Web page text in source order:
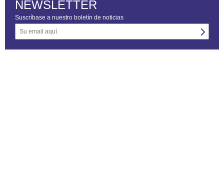
NEWSLETTER
Suscríbase a nuestro boletín de noticias